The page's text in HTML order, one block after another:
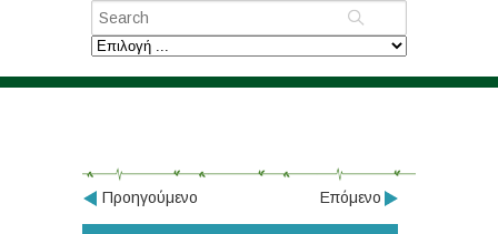
Προηγούμενο Επόμενο